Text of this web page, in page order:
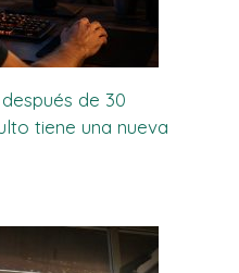
de 30
tiene una nueva